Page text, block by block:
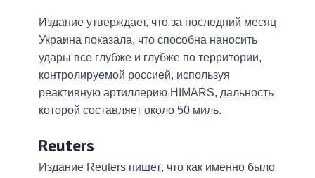
Издание утверждает, что за последний месяц
Украина показала, что способна наносить
удары все глубже и глубже по территории,
контролируемой россией, используя
реактивную артиллерию HIMARS, дальность
которой составляет около 50 миль.
Reuters
Издание Reuters пишет, что как именно было